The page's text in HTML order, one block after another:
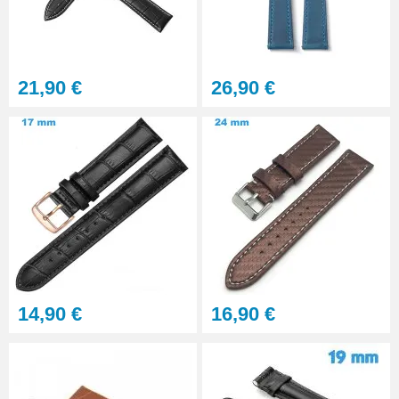
Gros pointeau de pose
manipulation bracelet montre
7,90 €
Outil pointeau de pose suisse
professionnel BERGEON
Pointeau de Pose Tête
Interchangeable
21,90 € 26,90 €
14,90 € 16,90 €